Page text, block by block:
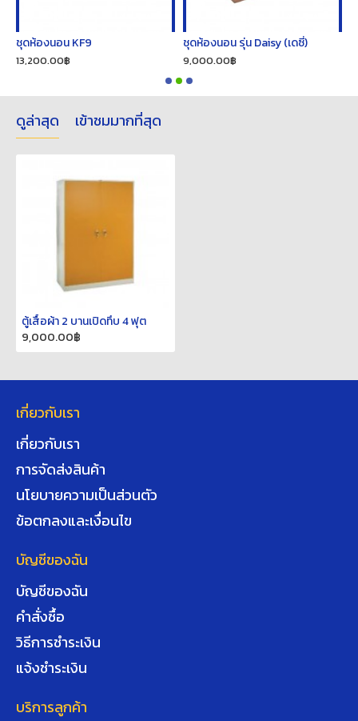
ชุดห้องนอน KF9
13,200.00฿
ชุดห้องนอน รุ่น Daisy (เดซี่)
9,000.00฿
ดูล่าสุด เข้าชมมากที่สุด
ตู้เสื้อผ้า 2 บานเปิดทึบ 4 ฟุต
9,000.00฿
เกี่ยวกับเรา
เกี่ยวกับเรา
การจัดส่งสินค้า
นโยบายความเป็นส่วนตัว
ข้อตกลงและเงื่อนไข
บัญชีของฉัน
บัญชีของฉัน
คำสั่งซื้อ
วิธีการชำระเงิน
แจ้งชำระเงิน
บริการลูกค้า